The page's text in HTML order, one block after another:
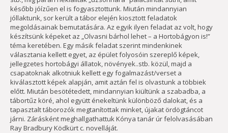
később jóízűen el is fogyasztottunk. Miután mindannyian
jóllaktunk, sor került a tábor elején kiosztott feladatok
megoldásainak bemutatására. Az egyik ilyen feladat az volt, hogy
készítsünk képeket az „Olvasni bárhol lehet – a Hortobágyon is!”
téma keretében. Egy másik feladat szerint mindenkinek
választania kellett egyet, az épület folyosóin szereplő képek,
jellegzetes hortobágyi állatok, növények..stb. közül, majd a
csapatoknak alkotniuk kellett egy fogalmazást/verset a
kiválasztott képek alapján, amit aztán fel is olvastunk a többiek
előtt. Miután besötétedett, mindannyian kiültünk a szabadba, a
tábortűz köré, ahol együtt énekeltünk különböző dalokat, és a
tapasztalt táborozók megtanítottak minket, újakat ördögtáncot
járni. Zárásként meghallgathattuk Kónya tanár úr felolvasásában
Ray Bradbury Ködkürt c. novelláját.